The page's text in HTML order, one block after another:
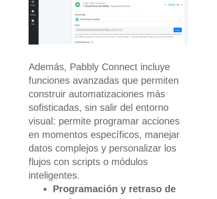
Además, Pabbly Connect incluye
funciones avanzadas que permiten
construir automatizaciones más
sofisticadas, sin salir del entorno
visual: permite programar acciones
en momentos específicos, manejar
datos complejos y personalizar los
flujos con scripts o módulos
inteligentes.
Programación y retraso de